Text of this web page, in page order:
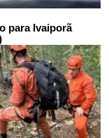
para Ivaiporã